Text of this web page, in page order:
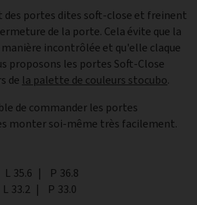
des portes dites soft-close et freinent
de la porte. Cela évite que la
incontrôlée et qu'elle claque
proposons les portes Soft-Close
de la palette de couleurs stocubo.
de commander les portes
monter soi-même très facilement.
Largeur
L 35.6 | Profondeur
P 36.8
Largeur
L 33.2 | Profondeur
P 33.0